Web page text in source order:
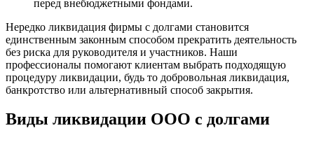
перед внебюджетными фондами.
Нередко ликвидация фирмы с долгами становится
единственным законным способом прекратить деятельность
без риска для руководителя и участников. Наши
профессионалы помогают клиентам выбрать подходящую
процедуру ликвидации, будь то добровольная ликвидация,
банкротство или альтернативный способ закрытия.
Виды ликвидации ООО с долгами